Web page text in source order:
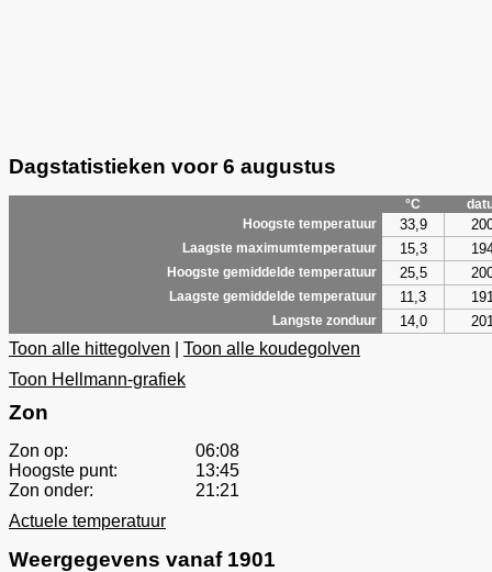
Dagstatistieken voor 6 augustus
°C
Hoogste temperatuur
33,9
Laagste maximumtemperatuur 15,3
Hoogste gemiddelde temperatuur 25,5
Laagste gemiddelde temperatuur 11,3
Langste zonduur 14,0
Toon alle hittegolven
Toon alle koudegolven
Toon Hellmann-grafiek
Zon
Zon op:
06:08
Hoogste punt:
13:45
Zon onder:
21:21
Actuele temperatuur
Weergegevens vanaf 1901